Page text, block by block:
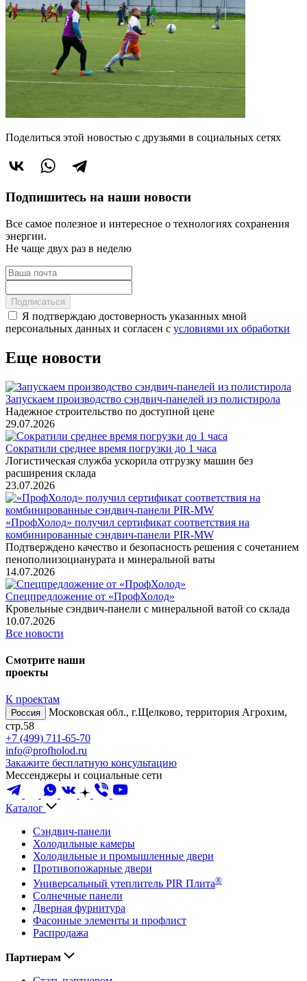
Поделиться этой новостью с друзьями в социальных сетях
Подпишитесь на наши новости
Все самое полезное и интересное о технологиях сохранения
энергии.
Не чаще двух раз в неделю
Подписаться
Я подтверждаю достоверность указанных мной
персональных данных и согласен с условиями их обработки
Еще новости
Запускаем производство сэндвич-панелей из полистирола
Надежное строительство по доступной цене
29.07.2026
Сократили среднее время погрузки до 1 часа
Логистическая служба ускорила отгрузку машин без
расширения склада
23.07.2026
«ПрофХолод» получил сертификат соответствия на
комбинированные сэндвич‑панели PIR‑MW
Подтверждено качество и безопасность решения с сочетанием
пенополиизоцианурата и минеральной ваты
14.07.2026
Спецпредложение от «ПрофХолод»
Кровельные сэндвич-панели с минеральной ватой со склада
10.07.2026
Все новости
Смотрите наши
проекты
К проектам
Россия
Московская обл., г.Щелково, территория Агрохим,
стр.58
+7 (499) 711-65-70
info@profholod.ru
Закажите бесплатную консультацию
Мессенджеры и социальные сети
Каталог
Сэндвич-панели
Холодильные камеры
Холодильные и промышленные двери
Противопожарные двери
Универсальный утеплитель PIR Плита®
Солнечные панели
Дверная фурнитура
Фасонные элементы и профлист
Распродажа
Партнерам